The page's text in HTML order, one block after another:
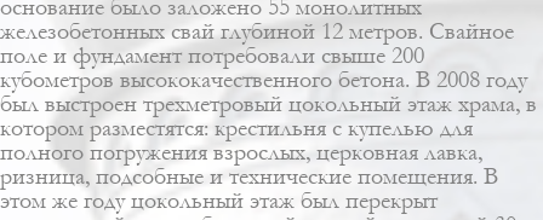
основание было заложено 55 монолитных
железобетонных свай глубиной 12 метров. Свайное
поле и фундамент потребовали свыше 200
кубометров высококачественного бетона. В 2008 году
был выстроен трехметровый цокольный этаж храма, в
котором разместятся: крестильня с купелью для
полного погружения взрослых, церковная лавка,
ризница, подсобные и технические помещения. В
этом же году цокольный этаж был перекрыт